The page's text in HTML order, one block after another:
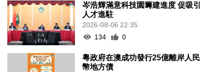
岑浩輝滿意科技園籌建進度 促吸引
人才進駐
2026-08-06 22:35
134
0
粵政府在澳成功發行25億離岸人民
幣地方債